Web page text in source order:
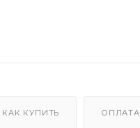
КАК КУПИТЬ ОПЛАТА